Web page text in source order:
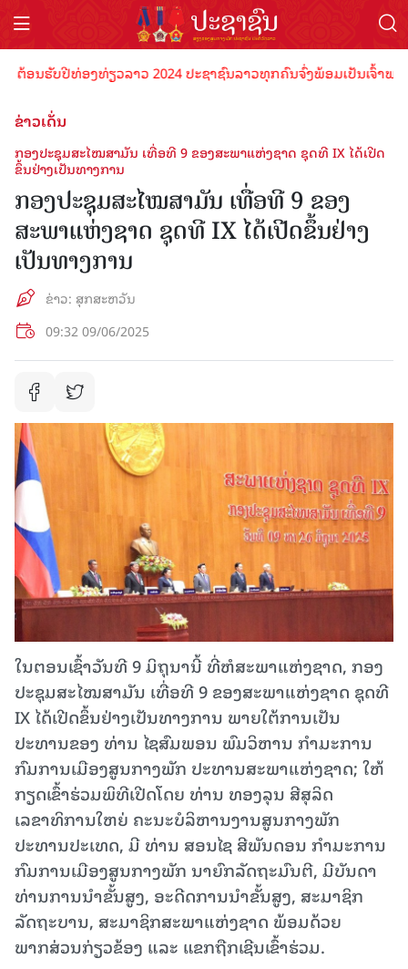
ບປີທ່ອງທ່ຽວລາວ 2024 ປະຊາຊົນລາວທຸກຄົນຈົ່ງພ້ອມເປັນເຈົ້າພາບທີ່
ຂ່າວເດັ່ນ
ກອງປະຊຸມສະໄໝສາມັນ ເທື່ອທີ 9 ຂອງສະພາແຫ່ງຊາດ ຊຸດທີ IX ໄດ້ເປີດ
ຂຶ້ນຢ່າງເປັນທາງການ
ກອງປະຊຸມສະໄໝສາມັນ ເທື່ອທີ 9 ຂອງ
ສະພາແຫ່ງຊາດ ຊຸດທີ IX ໄດ້ເປີດຂຶ້ນຢ່າງ
ເປັນທາງການ
ຂ່າວ: ສຸກສະຫວັນ
09:32 09/06/2025
ໃນຕອນເຊົ້າວັນທີ 9 ມິຖຸນານີ້ ທີ່ຫໍສະພາແຫ່ງຊາດ, ກອງ
ປະຊຸມສະໄໝສາມັນ ເທື່ອທີ 9 ຂອງສະພາແຫ່ງຊາດ ຊຸດທີ
IX ໄດ້ເປີດຂຶ້ນຢ່າງເປັນທາງການ ພາຍໃຕ້ການເປັນ
ປະທານຂອງ ທ່ານ ໄຊສົມພອນ ພົມວິຫານ ກຳມະການ
ກົມການເມືອງສູນກາງພັກ ປະທານສະພາແຫ່ງຊາດ; ໃຫ້
ກຽດເຂົ້າຮ່ວມພິທີເປີດໂດຍ ທ່ານ ທອງລຸນ ສີສຸລິດ
ເລຂາທິການໃຫຍ່ ຄະນະບໍລິຫານງານສູນກາງພັກ
ປະທານປະເທດ, ມີ ທ່ານ ສອນໄຊ ສີພັນດອນ ກຳມະການ
ກົມການເມືອງສູນກາງພັກ ນາຍົກລັດຖະມົນຕີ, ມີບັນດາ
ທ່ານການນໍາຂັ້ນສູງ, ອະດີດການນໍາຂັ້ນສູງ, ສະມາຊິກ
ລັດຖະບານ, ສະມາຊິກສະພາແຫ່ງຊາດ ພ້ອມດ້ວຍ
ພາກສ່ວນກ່ຽວຂ້ອງ ແລະ ແຂກຖືກເຊີນເຂົ້າຮ່ວມ.